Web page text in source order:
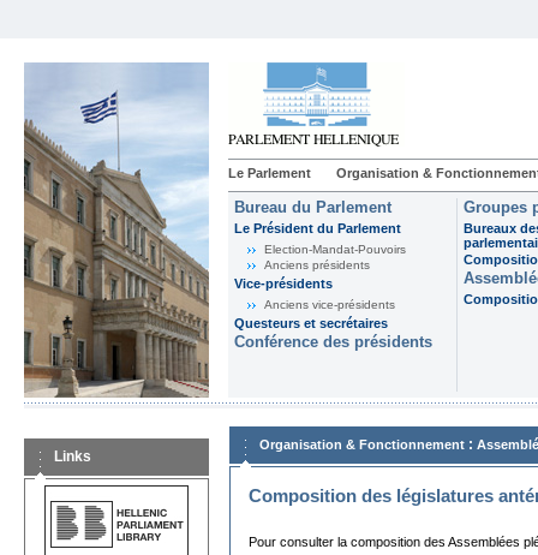
Le Parlement Organisation &
Bureau du Parlement
Le Président du Parlement
Election-Mandat-Pouvoirs
Anciens présidents
Vice-présidents
Anciens vice-présidents
Questeurs et secrétaires
Conférence des présidents
Groupes
Bureaux
Links
Organisation & Fonctionnement :
Composition des législatures
Pour consulter la composition des Assemblées